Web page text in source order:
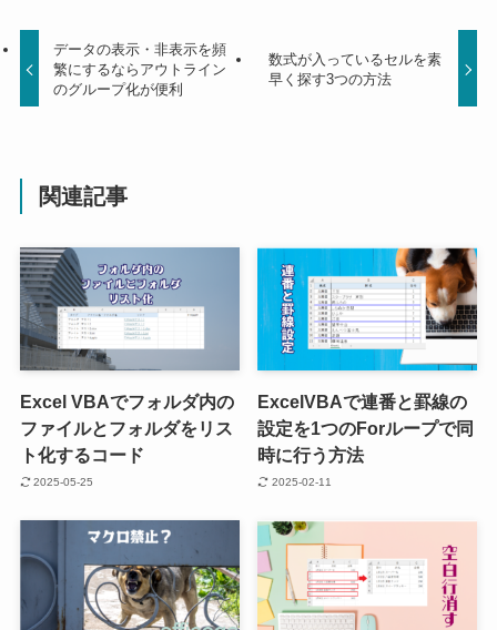
データの表示・非表示を頻
繁にするならアウトライン
のグループ化が便利
数式が入っているセルを素
早く探す3つの方法
関連記事
Excel VBAでフォルダ内の
ファイルとフォルダをリス
ト化するコード
2025-05-25
ExcelVBAで連番と罫線の
設定を1つのForループで同
時に行う方法
2025-02-11